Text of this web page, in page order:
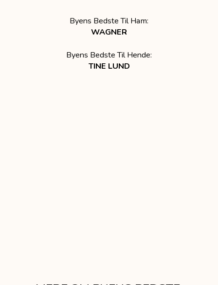
Byens Bedste Til Ham:
WAGNER
Byens Bedste Til Hende:
TINE LUND